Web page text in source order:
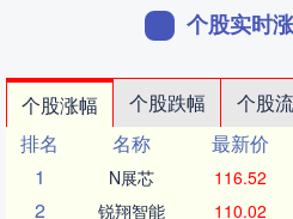
个股实时
个股涨幅 个股跌幅 个股
排名
名称 最新价
1
N展芯 116.52
2 锐翔智能 110.02